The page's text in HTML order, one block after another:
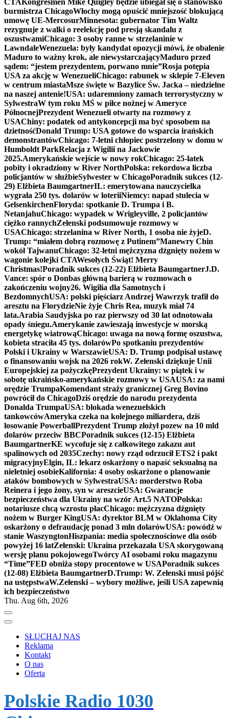
burmistrza ChicagoWłochy mogą opuścić mniejszość blokującą
umowę UE-MercosurMinnesota: gubernator Tim Waltz
rezygnuje z walki o reelekcję pod presją skandalu z
oszustwamiChicago: 3 osoby ranne w strzelaninie w
LawndaleWenezuela: były kandydat opozycji mówi, że obalenie
Maduro to ważny krok, ale niewystarczającyMaduro przed
sądem: “jestem prezydentem, porwano mnie”Rosja potępia
USA za akcję w WenezueliChicago: rabunek w sklepie 7-Eleven
w centrum miastaMsze święte w Bazylice Św. Jacka – niedzielne
na naszej antenie!USA: udaremniony zamach terrorystyczny w
SylwestraW tym roku MŚ w piłce nożnej w Ameryce
PółnocnejPrezydent Wenezueli otwarty na rozmowy z
USAChiny: podatek od antykoncepcji ma być sposobem na
dzietnośćDonald Trump: USA gotowe do wsparcia irańskich
demonstrantówChicago: 7-letni chłopiec postrzelony w domu w
Humboldt ParkRelacja z Wigilii na Jackowie
2025.Amerykańskie wejście w nowy rokChicago: 25-latek
pobity i okradziony w River NorthPolska: rekordowa liczba
policjantów w służbieSylwester w ChicagoPoradnik sukces (12-
29) Elżbieta BaumgartnerIL: emerytowana nauczycielka
wygrała 250 tys. dolarów w loteriiNiemcy: napad stulecia w
GelsenkirchenFloryda: spotkanie D. Trumpa i B.
NetanjahuChicago: wypadek w Wrigleyville, 2 policjantów
ciężko rannychZełenski podsumowuje rozmowy w
USAChicago: strzelanina w River North, 1 osoba nie żyjeD.
Trump: “miałem dobrą rozmowę z Putinem”Manewry Chin
wokół TajwanuChicago: 32-letni mężczyzna dźgnięty nożem w
wagonie kolejki CTAWesołych Świąt! Merry
Christmas!Poradnik sukces (12-22) Elżbieta BaumgartnerJ.D.
Vance: spór o Donbas główną barierą w rozmowach o
zakończeniu wojny26. Wigilia dla Samotnych i
BezdomnychUSA: polski pięściarz Andrzej Wawrzyk trafił do
aresztu na FlorydzieNie żyje Chris Rea, muzyk miał 74
lata.Arabia Saudyjska po raz pierwszy od 30 lat odnotowała
opady śniegu.Amerykanie zawieszają inwestycje w morską
energetykę wiatrowąChicago: uwaga na nową formę oszustwa,
kobieta straciła 45 tys. dolarówPo spotkaniu prezydentów
Polski i Ukrainy w WarszawieUSA: D. Trump podpisał ustawę
o finansowaniu wojsk na 2026 rokW. Zełenski dziękuje Unii
Europejskiej za pożyczkęPrezydent Ukrainy: w piątek i w
sobotę ukraińsko-amerykańskie rozmowy w USAUSA: za nami
orędzie TrumpaKomendant straży granicznej Greg Bovino
powrócił do ChicagoDziś orędzie do narodu prezydenta
Donalda TrumpaUSA: blokada wenezuelskich
tankowcówAmeryka czeka na kolejnego miliardera, dziś
losowanie PowerballPrezydent Trump złożył pozew na 10 mld
dolarów przeciw BBCPoradnik sukces (12-15) Elżbieta
BaumgartnerKE wycofuje się z całkowitego zakazu aut
spalinowych od 2035Czechy: nowy rząd odrzucił ETS2 i pakt
migracyjnyElgin, IL: lekarz oskarżony o napaść seksualną na
nieletniej osobieKalifornia: 4 osoby oskarżone o planowanie
ataków bombowych w SylwestraUSA: morderstwo Roba
Reinera i jego żony, syn w areszcieUSA: Gwarancje
bezpieczeństwa dla Ukrainy na wzór Art.5 NATOPolska:
notariusze chcą wzrostu płacChicago: mężczyzna dźgnięty
nożem w Burger KingUSA: dyrektor BLM w Oklahoma City
oskarżony o defraudację ponad 3 mln dolarówUSA: powódź w
stanie WaszyngtonHiszpania: media społecznościowe dla osób
powyżej 16 latZełenski: Ukraina przekazała USA skorygowaną
wersję planu pokojowegoTwórcy AI osobami roku magazynu
“Time”FED obniża stopy procentowe w USAPoradnik sukces
(12-08) Elżbieta BaumgartnerD.Trump: W. Zełenski musi pójść
na ustępstwaW.Zełenski – wybory możliwe, jeśli USA zapewnią
ich bezpieczeństwo
Thu. Aug 6th, 2026
SŁUCHAJ NAS
Reklama
Kontakt
O nas
Oferta
Polskie Radio 1030